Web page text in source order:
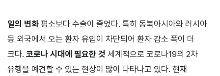
일의 변화 평소보다 수술이 줄었다. 특히 동북아시아와 러시아
등 외국에서 오는 환자 유입이 차단되어 환자 감소 폭이 더
크다. 코로나 시대에 필요한 것 세계적으로 코로나19의 2차
유행을 예견할 수 있는 현상이 많이 나타나고 있다. 현재